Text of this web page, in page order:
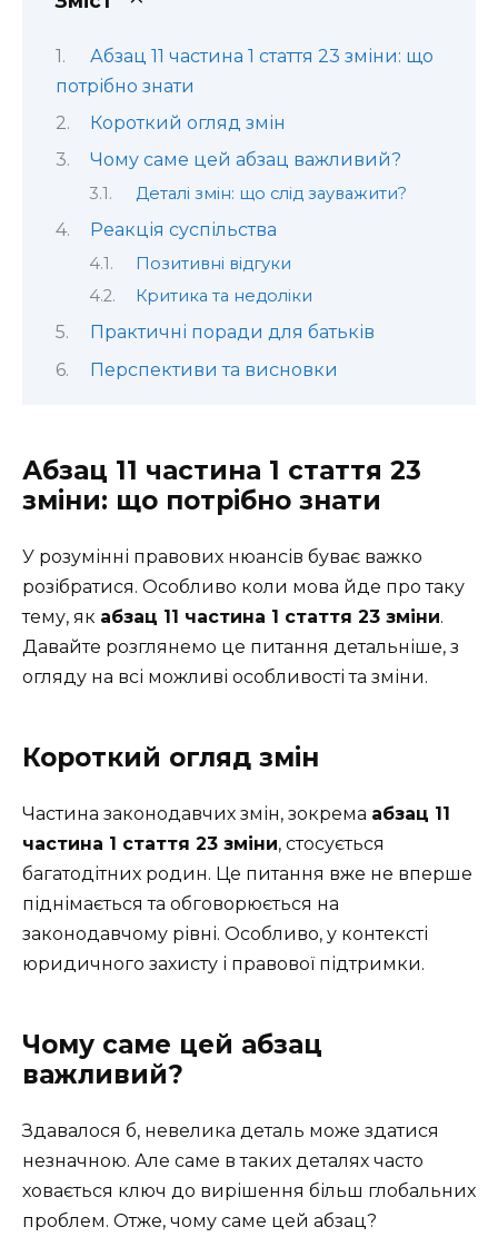
Абзац 11 частина 1 стаття 23 зміни: що
потрібно знати
Короткий огляд змін
Чому саме цей абзац важливий?
Деталі змін: що слід зауважити?
Реакція суспільства
Позитивні відгуки
Критика та недоліки
Практичні поради для батьків
Перспективи та висновки
Абзац 11 частина 1 стаття 23
зміни: що потрібно знати
У розумінні правових нюансів буває важко
розібратися. Особливо коли мова йде про таку
тему, як абзац 11 частина 1 стаття 23 зміни.
Давайте розглянемо це питання детальніше, з
огляду на всі можливі особливості та зміни.
Короткий огляд змін
Частина законодавчих змін, зокрема абзац 11
частина 1 стаття 23 зміни, стосується
багатодітних родин. Це питання вже не вперше
піднімається та обговорюється на
законодавчому рівні. Особливо, у контексті
юридичного захисту і правової підтримки.
Чому саме цей абзац
важливий?
Здавалося б, невелика деталь може здатися
незначною. Але саме в таких деталях часто
ховається ключ до вирішення більш глобальних
проблем. Отже, чому саме цей абзац?